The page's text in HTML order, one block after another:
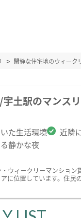
閑静な住宅地のウィーク
土駅のマンス
た生活環境 近隣
静かな夜
ウィークリーマンショ
に位置しています。住